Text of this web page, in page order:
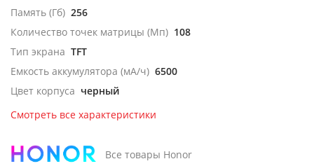
Память (Гб) 256
Количество точек матрицы (Мп) 108
Тип экрана TFT
Емкость аккумулятора (мА/ч) 6500
Цвет корпуса черный
Смотреть все характеристики
Все товары Honor